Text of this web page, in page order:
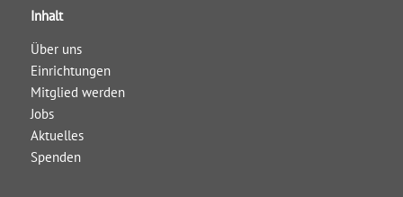
Inhalt
Über uns
Einrichtungen
Mitglied werden
Jobs
Aktuelles
Spenden